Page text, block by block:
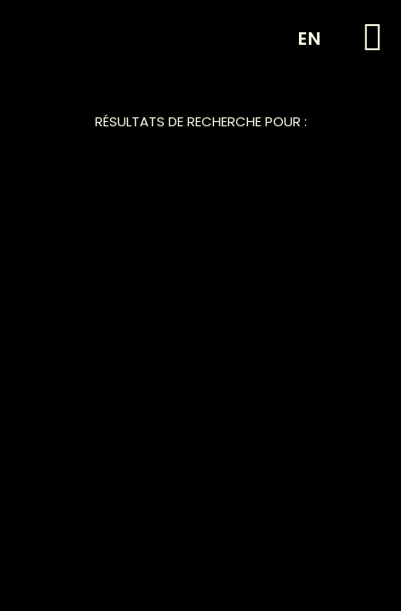
EN
RÉSULTATS DE RECHERCHE POUR :